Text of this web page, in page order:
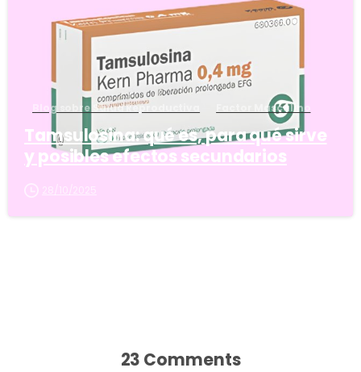
Blog sobre Salud Reproductiva Factor Masculino
Tamsulosina: qué es, para qué sirve
y posibles efectos secundarios
28/10/2025
23 Comments